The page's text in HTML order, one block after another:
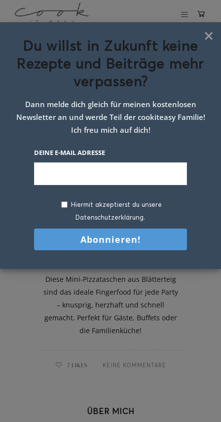
Schlagwort:
Rezeptideen für
Feste
Diese Mini-Pizzataschen aus Blätterteig
sind das ideale Fingerfood für jede Party
– knusprig, herzhaft und schnell
gemacht. Perfekt für Gäste, Buffets oder
die Familienküche!
7 LIKES KEINE KOMMENTARE
ÜBER MICH
×
Du willst in Zukunft keine
Rezepte und Beiträge mehr
verpassen?
Dann melde dich gleich für meinen kostenlosen
Newsletter an und werde Teil der cookiteasy Familie!
Ich freu mich auf dich!
DEINE E-MAIL ADRESSE
Hiermit akzeptierst du unsere
Datenschutzerklärung.